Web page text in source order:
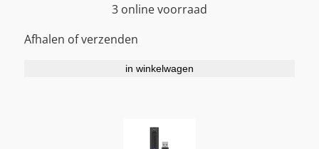
3 online voorraad
Afhalen of verzenden
in winkelwagen